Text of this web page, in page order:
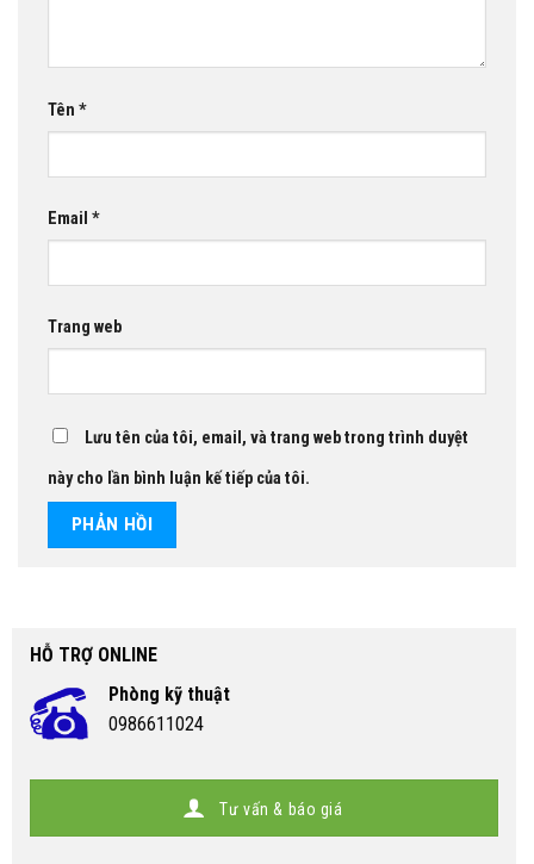
Tên *
Email *
Trang web
Lưu tên của tôi, email, và trang web trong trình duyệt
này cho lần bình luận kế tiếp của tôi.
HỖ TRỢ ONLINE
Phòng kỹ thuật
0986611024
Tư vấn & báo giá